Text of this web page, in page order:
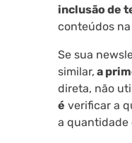
inclusão de
conteúdos
Se sua
similar, a
direta, não
é verificar a
a quantidade